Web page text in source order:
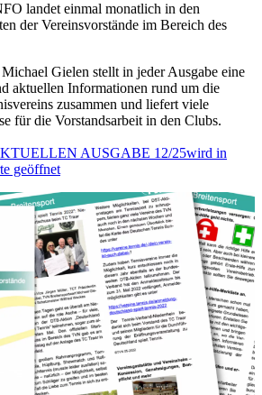
landet einmal monatlich in den
der Vereinsvorstände im Bereich des
Gielen stellt in jeder Ausgabe eine
aktuellen Informationen rund um die
zusammen und liefert viele
für die Vorstandsarbeit in den Clubs.
AUSGABE 12/25wird in
geöffnet